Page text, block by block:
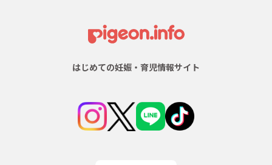
はじめての妊娠・育児情報サイト